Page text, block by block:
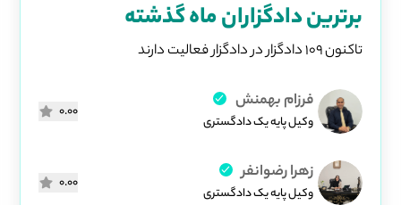
برترین دادگزاران ماه گذشته
تاکنون 109 دادگزار در دادگزار فعالیت دارند
فرزام بهمنش
وکیل پایه یک دادگستری
0.00
زهرا رضوانفر
وکیل پایه یک دادگستری
0.00